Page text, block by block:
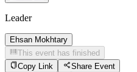
Leader
Ehsan Mokhtary
This event has finished
Copy Link
Share Event